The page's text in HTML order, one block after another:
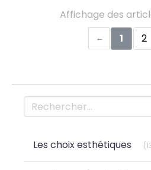
Affichage des
1
2
Rechercher
Les choix esthétiques